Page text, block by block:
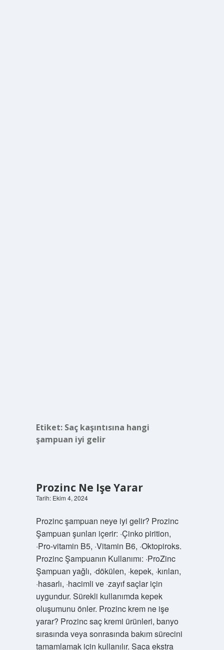
Etiket: Saç kaşıntısına hangi
şampuan iyi gelir
Prozinc Ne Işe Yarar
Tarih: Ekim 4, 2024
Prozinc şampuan neye iyi gelir? Prozinc
Şampuan şunları içerir: ·Çinko pirition,
·Pro-vitamin B5, ·Vitamin B6, ·Oktopiroks.
Prozinc Şampuanın Kullanımı: ·ProZinc
Şampuan yağlı, ·dökülen, ·kepek, ·kırılan,
·hasarlı, ·hacimli ve ·zayıf saçlar için
uygundur. Sürekli kullanımda kepek
oluşumunu önler. Prozinc krem ne işe
yarar? Prozinc saç kremi ürünleri, banyo
sırasında veya sonrasında bakım sürecini
tamamlamak için kullanılır. Saça ekstra